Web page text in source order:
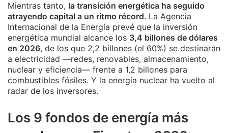
Mientras tanto, la transición energética ha seguido
atrayendo capital a un ritmo récord. La Agencia
Internacional de la Energía prevé que la inversión
energética mundial alcance los 3,4 billones de dólares
en 2026, de los que 2,2 billones (el 60%) se destinarán
a electricidad —redes, renovables, almacenamiento,
nuclear y eficiencia— frente a 1,2 billones para
combustibles fósiles. Y la energía nuclear ha vuelto al
radar de los inversores.
Los 9 fondos de energía más